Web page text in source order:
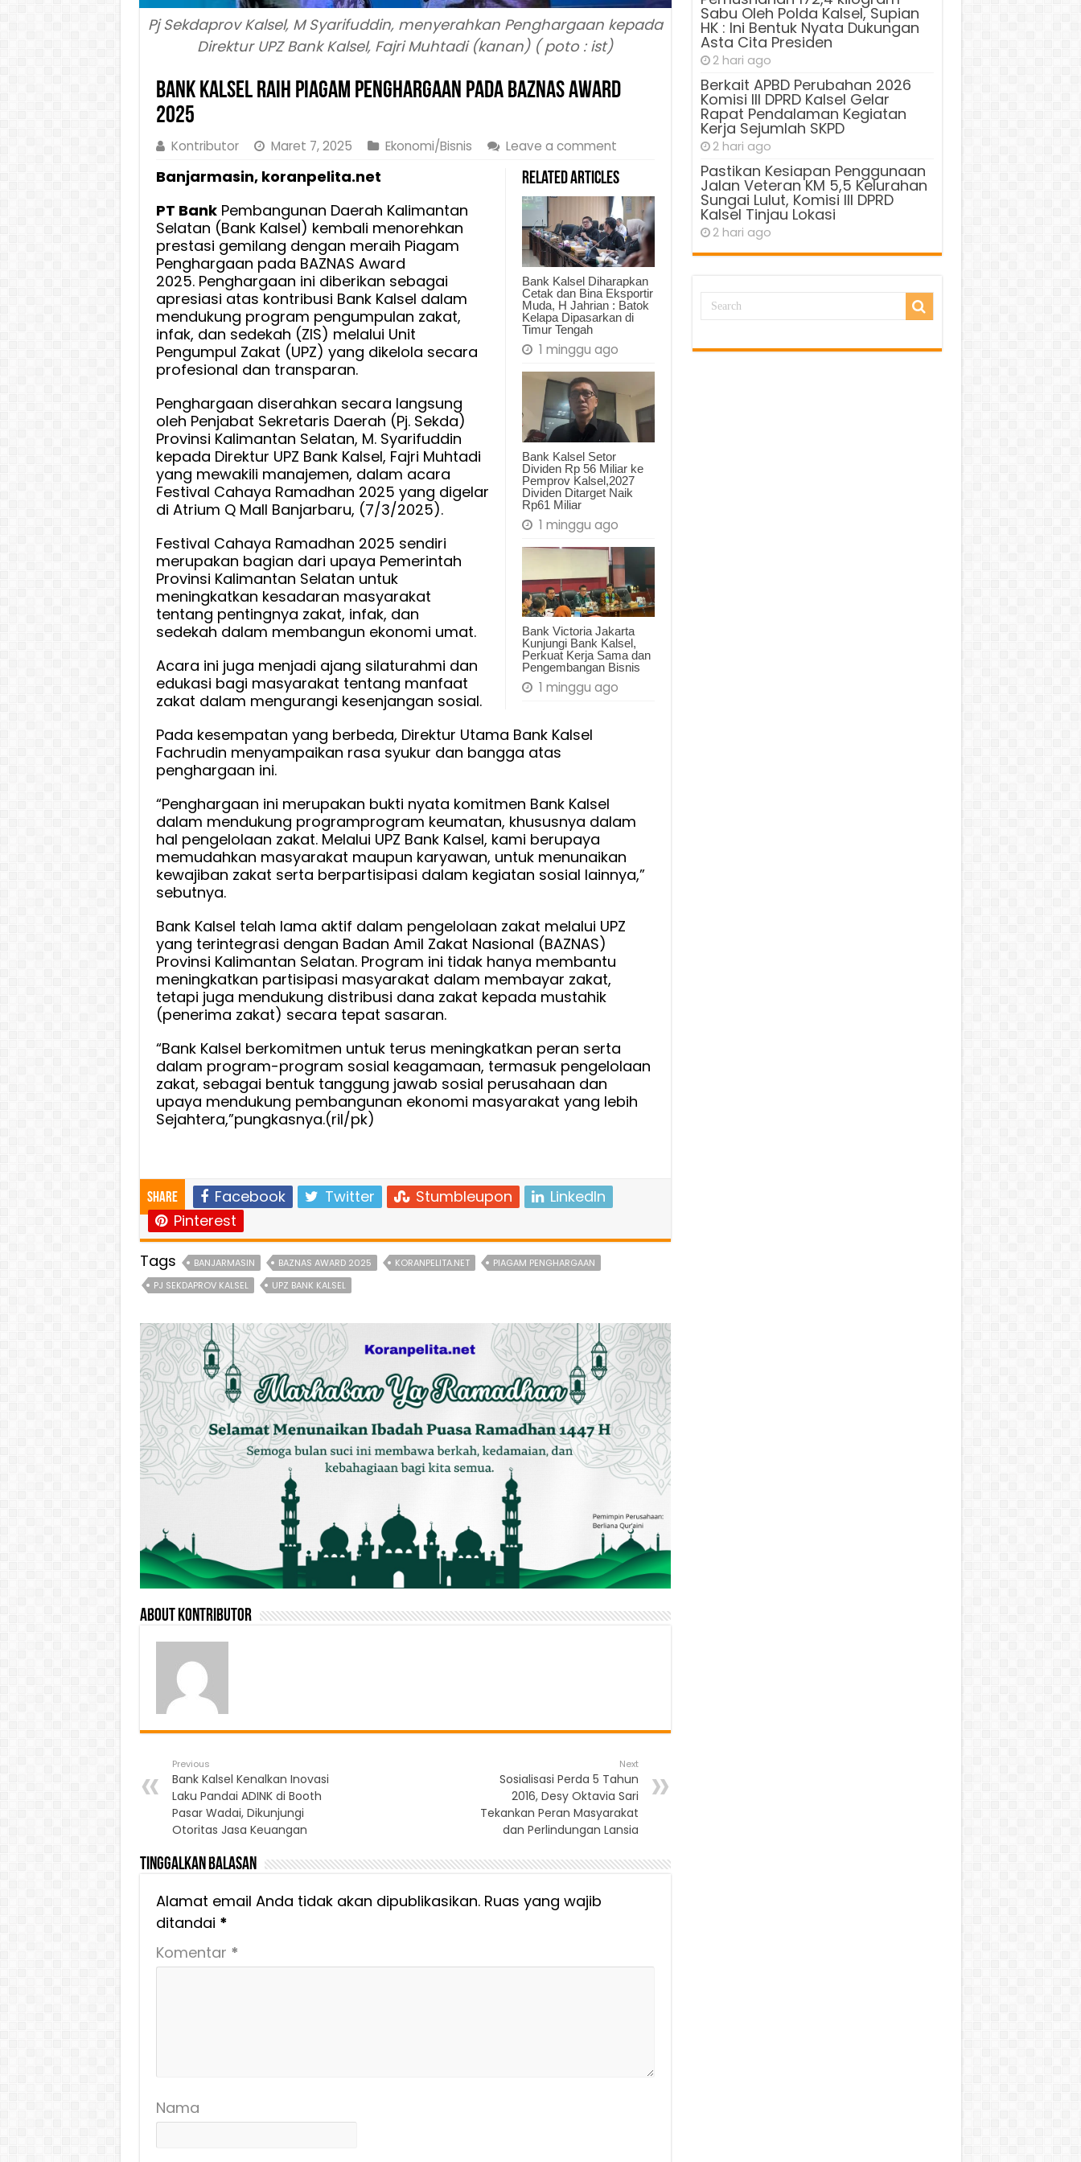
Pj Sekdaprov Kalsel, M Syarifuddin, menyerahkan Penghargaan kepada
Direktur UPZ Bank Kalsel, Fajri Muhtadi (kanan) ( poto : ist)
Bank Kalsel Raih Piagam Penghargaan pada BAZNAS Award
2025
Kontributor Maret 7, 2025 Ekonomi/Bisnis Leave a comment
Related Articles
Bank Kalsel Diharapkan
Cetak dan Bina Eksportir
Muda, H Jahrian : Batok
Kelapa Dipasarkan di
Timur Tengah
1 minggu ago
Bank Kalsel Setor
Dividen Rp 56 Miliar ke
Pemprov Kalsel,2027
Dividen Ditarget Naik
Rp61 Miliar
1 minggu ago
Bank Victoria Jakarta
Kunjungi Bank Kalsel,
Perkuat Kerja Sama dan
Pengembangan Bisnis
1 minggu ago
Banjarmasin, koranpelita.net
PT BankPembangunan Daerah Kalimantan
Selatan (Bank Kalsel) kembali menorehkan
prestasi gemilang dengan meraih Piagam
Penghargaan pada BAZNAS Award
2025. Penghargaan ini diberikan sebagai
apresiasi atas kontribusi Bank Kalsel dalam
mendukung program pengumpulan zakat,
infak, dan sedekah (ZIS) melalui Unit
Pengumpul Zakat (UPZ) yang dikelola secara
profesional dan transparan.
Penghargaan diserahkan secara langsung
oleh Penjabat Sekretaris Daerah (Pj. Sekda)
Provinsi Kalimantan Selatan, M. Syarifuddin
kepada Direktur UPZ Bank Kalsel, Fajri Muhtadi
yang mewakili manajemen, dalam acara
Festival Cahaya Ramadhan 2025 yang digelar
di Atrium Q Mall Banjarbaru, (7/3/2025).
Festival Cahaya Ramadhan 2025 sendiri
merupakan bagian dari upaya Pemerintah
Provinsi Kalimantan Selatan untuk
meningkatkan kesadaran masyarakat
tentang pentingnya zakat, infak, dan
sedekah dalam membangun ekonomi umat.
Acara ini juga menjadi ajang silaturahmi dan
edukasi bagi masyarakat tentang manfaat
zakat dalam mengurangi kesenjangan sosial.
Pada kesempatan yang berbeda, Direktur Utama Bank Kalsel
Fachrudin menyampaikan rasa syukur dan bangga atas
penghargaan ini.
“Penghargaan ini merupakan bukti nyata komitmen Bank Kalsel
dalam mendukung programprogram keumatan, khususnya dalam
hal pengelolaan zakat. Melalui UPZ Bank Kalsel, kami berupaya
memudahkan masyarakat maupun karyawan, untuk menunaikan
kewajiban zakat serta berpartisipasi dalam kegiatan sosial lainnya,”
sebutnya.
Bank Kalsel telah lama aktif dalam pengelolaan zakat melalui UPZ
yang terintegrasi dengan Badan Amil Zakat Nasional (BAZNAS)
Provinsi Kalimantan Selatan. Program ini tidak hanya membantu
meningkatkan partisipasi masyarakat dalam membayar zakat,
tetapi juga mendukung distribusi dana zakat kepada mustahik
(penerima zakat) secara tepat sasaran.
“Bank Kalsel berkomitmen untuk terus meningkatkan peran serta
dalam program-program sosial keagamaan, termasuk pengelolaan
zakat, sebagai bentuk tanggung jawab sosial perusahaan dan
upaya mendukung pembangunan ekonomi masyarakat yang lebih
Sejahtera,”pungkasnya.(ril/pk)
Share Facebook Twitter Stumbleupon
LinkedIn
Pinterest
Tags
BANJARMASIN BAZNAS AWARD 2025 KORANPELITA.NET
PIAGAM PENGHARGAAN
PJ SEKDAPROV KALSEL
UPZ BANK KALSEL
About Kontributor
Previous
Bank Kalsel Kenalkan Inovasi
Laku Pandai ADINK di Booth
Pasar Wadai, Dikunjungi
Otoritas Jasa Keuangan
Next
Sosialisasi Perda 5 Tahun
2016, Desy Oktavia Sari
Tekankan Peran Masyarakat
dan Perlindungan Lansia
Tinggalkan Balasan
Alamat email Anda tidak akan dipublikasikan. Ruas yang wajib
ditandai *
Komentar *
Nama
Sabu Oleh Polda Kalsel, Supian
HK : Ini Bentuk Nyata Dukungan
Asta Cita Presiden
2 hari ago
Berkait APBD Perubahan 2026
Komisi III DPRD Kalsel Gelar
Rapat Pendalaman Kegiatan
Kerja Sejumlah SKPD
2 hari ago
Pastikan Kesiapan Penggunaan
Jalan Veteran KM 5,5 Kelurahan
Sungai Lulut, Komisi III DPRD
Kalsel Tinjau Lokasi
2 hari ago